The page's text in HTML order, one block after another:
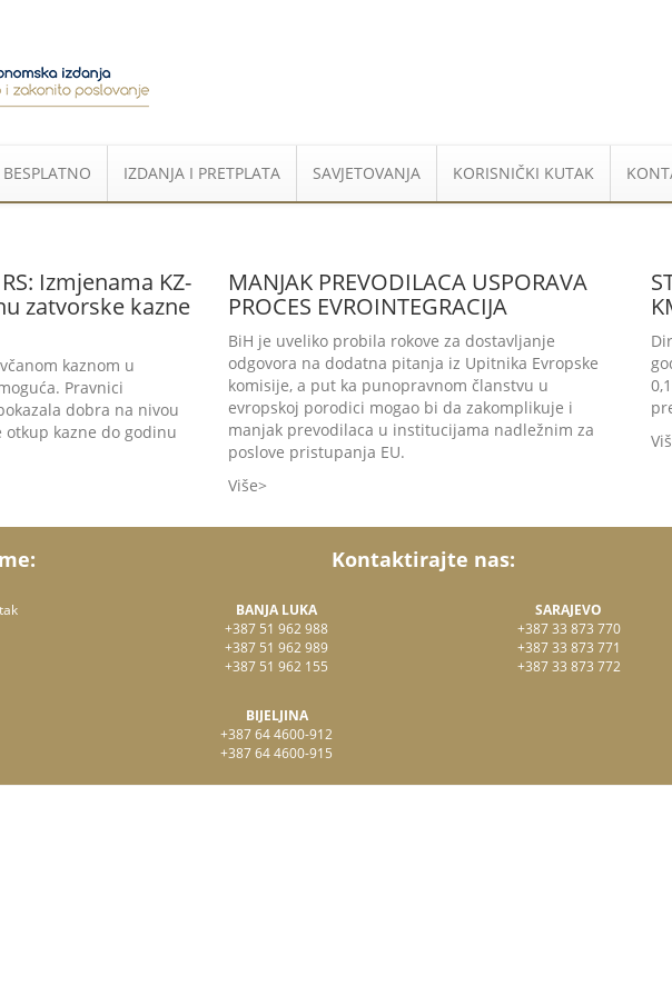
BESPLATNO IZDANJA I PRETPLATA SAVJETOVANJA KORISNIČKI KUTAK
Izmjenama KZ-
zatvorske kazne
kaznom u
Pravnici
dobra na nivou
otkup kazne do godinu
MANJAK PREVODILACA USPORAVA
PROCES EVROINTEGRACIJA
BiH je uveliko probila rokove za dostavljanje
odgovora na dodatna pitanja iz Upitnika Evropske
komisije, a put ka punopravnom članstvu u
evropskoj porodici mogao bi da zakomplikuje i
manjak prevodilaca u institucijama nadležnim za
poslove pristupanja EU.
Više
Kontaktirajte nas:
BANJA LUKA
+387 51 962 988
+387 51 962 989
+387 51 962 155
BIJELJINA
+387 64 4600-912
+387 64 4600-915
SARAJEVO
+387 33 873 770
+387 33 873 771
+387 33 873 772